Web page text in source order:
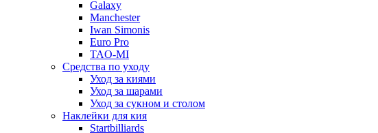
Galaxy
Manchester
Iwan Simonis
Euro Pro
TAO-MI
Средства по уходу
Уход за киями
Уход за шарами
Уход за сукном и столом
Наклейки для кия
Startbilliards